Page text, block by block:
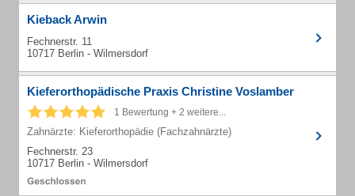
Kieback Arwin
Fechnerstr. 11
10717 Berlin - Wilmersdorf
Kieferorthopädische Praxis Christine Voslamber
1 Bewertung + 2 weitere...
Zahnärzte: Kieferorthopädie (Fachzahnärzte)
Fechnerstr. 23
10717 Berlin - Wilmersdorf